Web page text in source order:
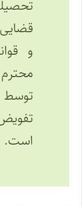
و
توسط
است.